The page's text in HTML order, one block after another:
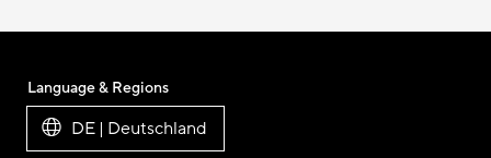
Language & Regions
DE | Deutschland